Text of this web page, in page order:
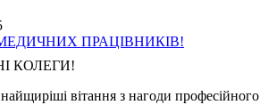
ПРАЦІВНИКІВ!
КОЛЕГИ!
вітання з нагоди професійного